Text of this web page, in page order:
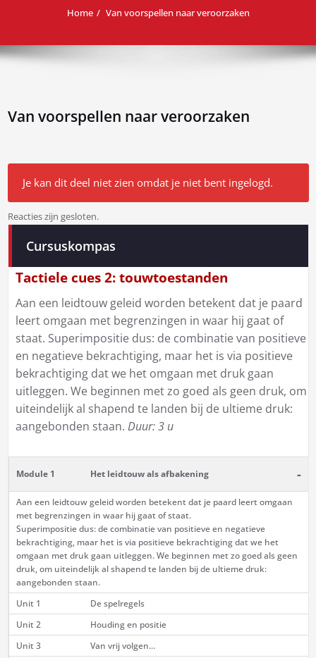
Home Van voorspellen naar veroorzaken
Van voorspellen naar veroorzaken
Je kan dit deel niet zien omdat je niet bent ingelogd.
Bericht
navigatie
Reacties zijn gesloten.
Cursuskompas
Tactiele cues 2: touwtoestanden
Aan een leidtouw geleid worden betekent dat je paard
leert omgaan met begrenzingen in waar hij gaat of
staat. Superimpositie dus: de combinatie van positieve
en negatieve bekrachtiging, maar het is via positieve
bekrachtiging dat we het omgaan met druk gaan
uitleggen. We beginnen met zo goed als geen druk, om
uiteindelijk al shapend te landen bij de ultieme druk:
aangebonden staan. Duur: 3 u
Module 1 Het leidtouw als afbakening -
Aan een leidtouw geleid worden betekent dat je paard leert omgaan
met begrenzingen in waar hij gaat of staat.
Superimpositie dus: de combinatie van positieve en negatieve
bekrachtiging, maar het is via positieve bekrachtiging dat we het
omgaan met druk gaan uitleggen. We beginnen met zo goed als geen
druk, om uiteindelijk al shapend te landen bij de ultieme druk:
aangebonden staan.
Unit 1
De spelregels
Unit 2
Houding en positie
Unit 3
Van vrij volgen...